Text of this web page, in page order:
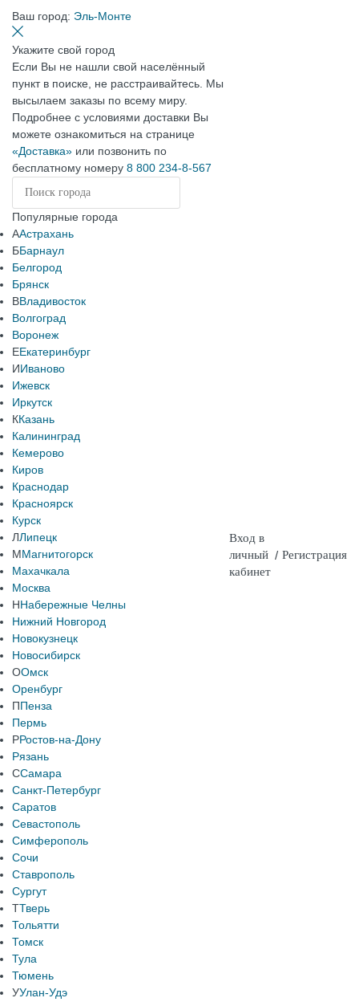
Ваш город: Эль-Монте
Укажите свой город
Если Вы не нашли свой населённый
пункт в поиске, не расстраивайтесь. Мы
высылаем заказы по всему миру.
Подробнее с условиями доставки Вы
можете ознакомиться на странице
«Доставка» или позвонить по
бесплатному номеру 8 800 234-8-567
Популярные города
ААстрахань
ББарнаул
Белгород
Брянск
ВВладивосток
Волгоград
Воронеж
ЕЕкатеринбург
ИИваново
Ижевск
Иркутск
ККазань
Калининград
Кемерово
Киров
Краснодар
Красноярск
Курск
ЛЛипецк
ММагнитогорск
Махачкала
Москва
ННабережные Челны
Нижний Новгород
Новокузнецк
Новосибирск
ООмск
Оренбург
ППенза
Пермь
РРостов-на-Дону
Рязань
ССамара
Санкт-Петербург
Саратов
Севастополь
Симферополь
Сочи
Ставрополь
Сургут
ТТверь
Тольятти
Томск
Тула
Тюмень
УУлан-Удэ
Вход в
личный
кабинет
/ Регистрация